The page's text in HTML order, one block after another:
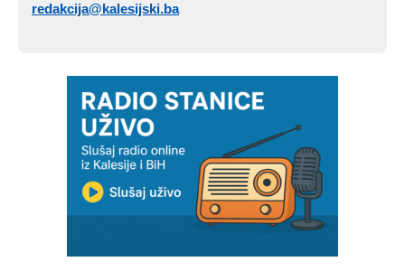
redakcija@kalesijski.ba